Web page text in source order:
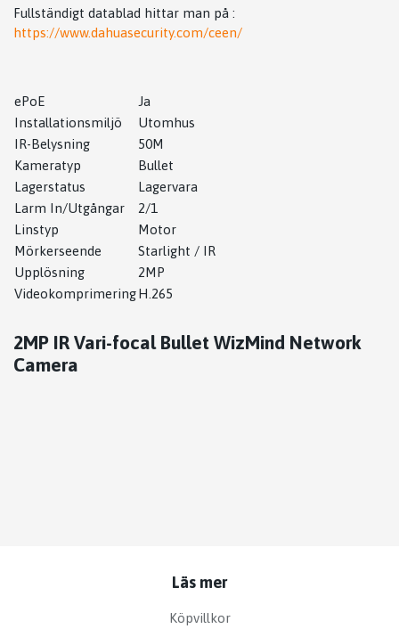
Fullständigt datablad hittar man på :
https://www.dahuasecurity.com/ceen/
ePoE
Ja
Installationsmiljö
Utomhus
IR-Belysning
50M
Kameratyp
Bullet
Lagerstatus
Lagervara
Larm In/Utgångar
2/1
Linstyp
Motor
Mörkerseende
Starlight / IR
Upplösning
2MP
VideokomprimeringH.265
2MP IR Vari-focal Bullet WizMind Network
Camera
Läs mer
Köpvillkor